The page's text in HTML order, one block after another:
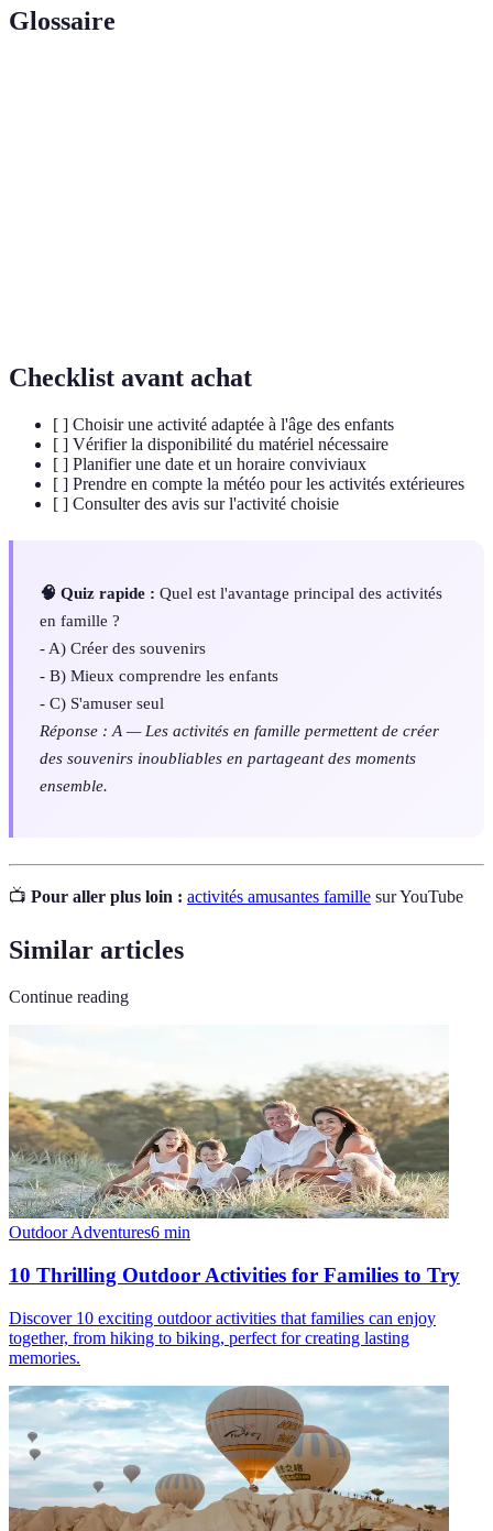
Glossaire
Checklist avant achat
[ ] Choisir une activité adaptée à l'âge des enfants
[ ] Vérifier la disponibilité du matériel nécessaire
[ ] Planifier une date et un horaire conviviaux
[ ] Prendre en compte la météo pour les activités extérieures
[ ] Consulter des avis sur l'activité choisie
🧠 Quiz rapide : Quel est l'avantage principal des activités
en famille ?
- A) Créer des souvenirs
- B) Mieux comprendre les enfants
- C) S'amuser seul
Réponse : A — Les activités en famille permettent de créer
des souvenirs inoubliables en partageant des moments
ensemble.
📺 Pour aller plus loin : activités amusantes famille sur YouTube
Similar articles
Continue reading
Outdoor Adventures6 min
10 Thrilling Outdoor Activities for Families to Try
Discover 10 exciting outdoor activities that families can enjoy
together, from hiking to biking, perfect for creating lasting
memories.